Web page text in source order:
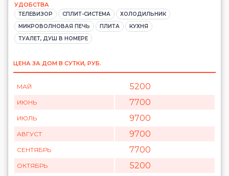
УДОБСТВА
ТЕЛЕВИЗОР СПЛИТ-СИСТЕМА
ХОЛОДИЛЬНИК
МИКРОВОЛНОВАЯ ПЕЧЬ
ПЛИТА
КУХНЯ
ТУАЛЕТ, ДУШ В НОМЕРЕ
ЦЕНА ЗА ДОМ В СУТКИ, РУБ.
МАЙ 5200
ИЮНЬ 7700
ИЮЛЬ 9700
АВГУСТ 9700
СЕНТЯБРЬ 7700
ОКТЯБРЬ 5200